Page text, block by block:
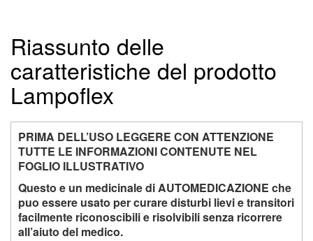
Riassunto delle
caratteristiche del prodotto
Lampoflex
PRIMA DELL’USO LEGGERE CON ATTENZIONE
TUTTE LE INFORMAZIONI CONTENUTE NEL
FOGLIO ILLUSTRATIVO
Questo e un medicinale di AUTOMEDICAZIONE che
puo essere usato per curare disturbi lievi e transitori
facilmente riconoscibili e risolvibili senza ricorrere
all’aiuto del medico.